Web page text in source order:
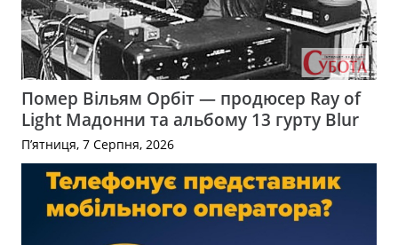
Помер Вільям Орбіт — продюсер Ray of
Light Мадонни та альбому 13 гурту Blur
П’ятниця, 7 Серпня, 2026